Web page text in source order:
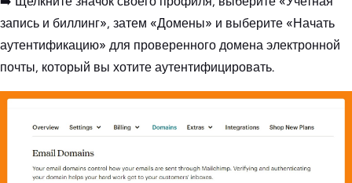
запись и биллинг», затем «Домены» и выберите «Начать
аутентификацию» для проверенного домена электронной
почты, который вы хотите аутентифицировать.